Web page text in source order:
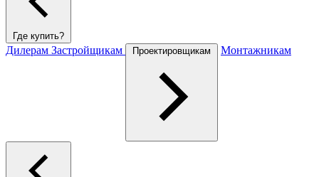
Где купить?
Дилерам Застройщикам Проектировщикам Монтажникам